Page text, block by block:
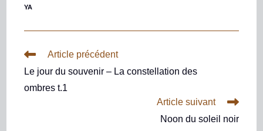
YA
Article précédent
Le jour du souvenir – La constellation des
ombres t.1
Article suivant
Noon du soleil noir